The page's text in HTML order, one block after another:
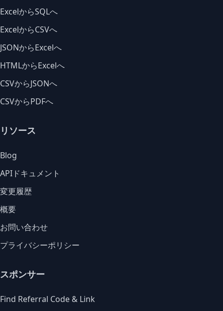
ExcelからSQLへ
ExcelからCSVへ
JSONからExcelへ
HTMLからExcelへ
CSVからJSONへ
CSVからPDFへ
リソース
Blog
APIドキュメント
変更履歴
概要
お問い合わせ
プライバシーポリシー
スポンサー
Find Referral Code & Link